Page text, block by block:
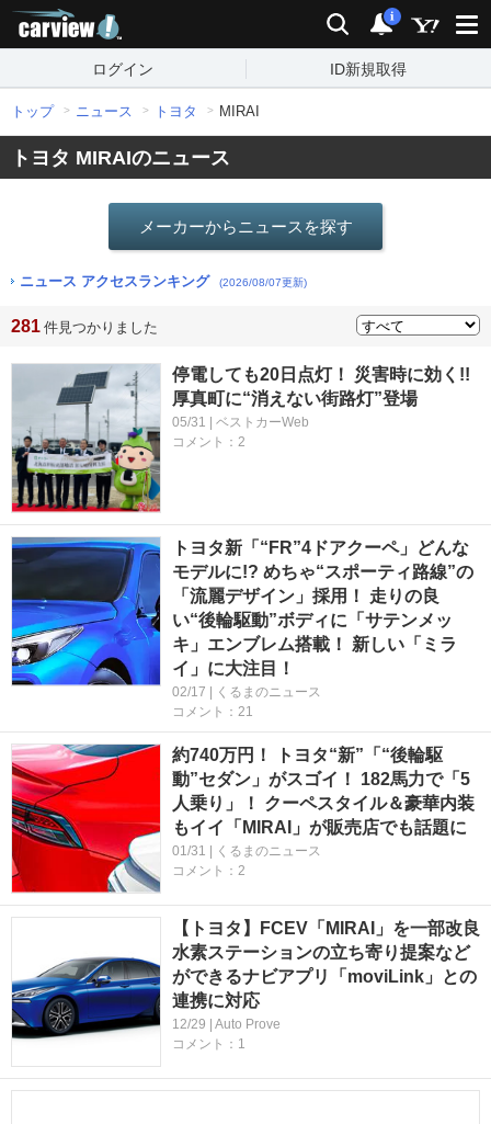
検索 通知
i
ログイン ID新規取得
トップ ニュース トヨタ MIRAI
トヨタ MIRAIのニュース
メーカーからニュースを探す
ニュース アクセスランキング (2026/08/07更新)
281 件見つかりました
停電しても20日点灯！ 災害時に効く!!
厚真町に“消えない街路灯”登場
05/31 | ベストカーWeb
コメント：2
トヨタ新「“FR”4ドアクーペ」どんな
モデルに!? めちゃ“スポーティ路線”の
「流麗デザイン」採用！ 走りの良
い“後輪駆動”ボディに「サテンメッ
キ」エンブレム搭載！ 新しい「ミラ
イ」に大注目！
02/17 | くるまのニュース
コメント：21
約740万円！ トヨタ“新”「“後輪駆
動”セダン」がスゴイ！ 182馬力で「5
人乗り」！ クーペスタイル＆豪華内装
もイイ「MIRAI」が販売店でも話題に
01/31 | くるまのニュース
コメント：2
【トヨタ】FCEV「MIRAI」を一部改良
水素ステーションの立ち寄り提案など
ができるナビアプリ「moviLink」との
連携に対応
12/29 | Auto Prove
コメント：1